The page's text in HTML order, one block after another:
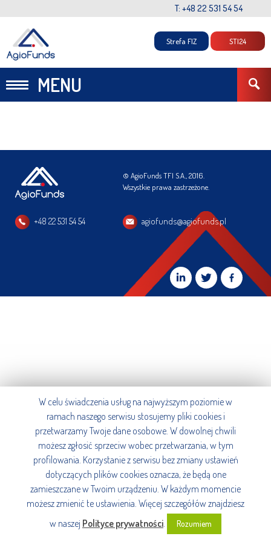
T: +48 22 531 54 54
MENU
Strefa FIZ STI24
© AgioFunds TFI S.A., 2016.
Wszystkie prawa zastrzeżone.
+48 22 531 54 54 agiofunds@agiofunds.pl
W celu świadczenia usług na najwyższym poziomie w
ramach naszego serwisu stosujemy pliki cookies i
przetwarzamy Twoje dane osobowe. W dowolnej chwili
możesz zgłosić sprzeciw wobec przetwarzania, w tym
profilowania. Korzystanie z serwisu bez zmiany ustawień
dotyczących plików cookies oznacza, że będą one
zamieszczane w Twoim urządzeniu. W każdym momencie
możesz zmienić te ustawienia. Więcej szczegółów znajdziesz
w naszej Polityce prywatności. Rozumiem